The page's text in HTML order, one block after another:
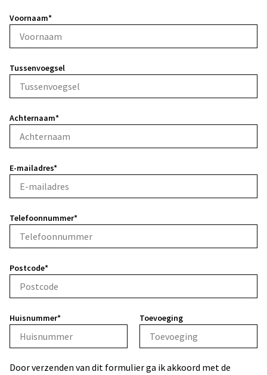
Voornaam*
Tussenvoegsel
Achternaam*
E-mailadres*
Telefoonnummer*
Postcode*
Huisnummer* Toevoeging
Door verzenden van dit formulier ga ik akkoord met de